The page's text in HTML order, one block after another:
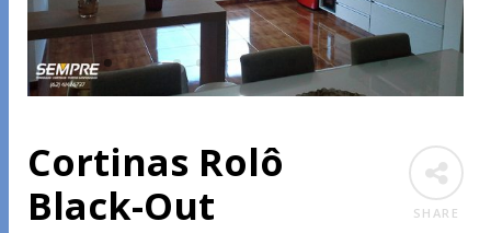
SHARE
Cortinas Rolô
Black-Out